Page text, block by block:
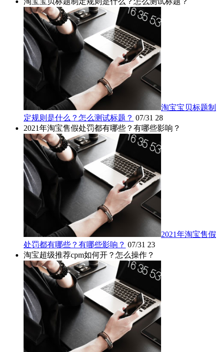
淘宝宝贝标题制
定规则是什么？怎么测试标题？ 07/31 28
2021年淘宝售假处罚都有哪些？有哪些影响？
2021年淘宝售假
处罚都有哪些？有哪些影响？ 07/31 23
淘宝超级推荐cpm如何开？怎么操作？